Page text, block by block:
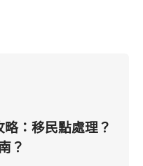
：移民點處理？
？